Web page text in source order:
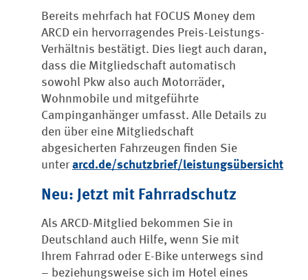
Bereits mehrfach hat FOCUS Money dem
ARCD ein hervorragendes Preis-Leistungs-
Verhältnis bestätigt. Dies liegt auch daran,
dass die Mitgliedschaft automatisch
sowohl Pkw also auch Motorräder,
Wohnmobile und mitgeführte
Campinganhänger umfasst. Alle Details zu
den über eine Mitgliedschaft
abgesicherten Fahrzeugen finden Sie
unter arcd.de/schutzbrief/leistungsübersicht
Neu: Jetzt mit Fahrradschutz
Als ARCD-Mitglied bekommen Sie in
Deutschland auch Hilfe, wenn Sie mit
Ihrem Fahrrad oder E-Bike unterwegs sind
– beziehungsweise sich im Hotel eines